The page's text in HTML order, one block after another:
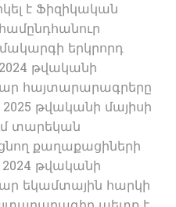
է Ֆիզիկական
երկրորդ
թվականի
հայտարարագրերը
թվականի մայիսի
տարեկան
քաղաքացիների
2024 թվականի
եկամտային հարկի